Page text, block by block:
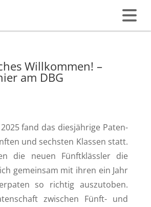
Willkommen! –
am DBG
fand das diesjährige Paten-
und sechsten Klassen statt.
die neuen Fünftklässler die
gemeinsam mit ihren ein Jahr
so richtig auszutoben.
zwischen Fünft- und